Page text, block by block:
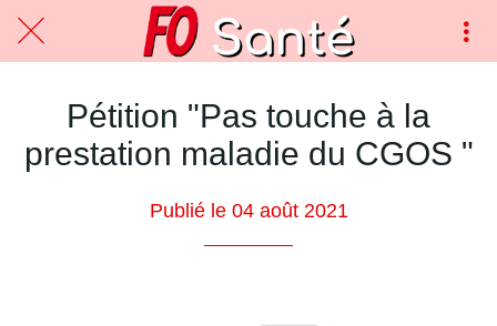
Pétition "Pas touche à la
prestation maladie du CGOS "
Publié le 04 août 2021